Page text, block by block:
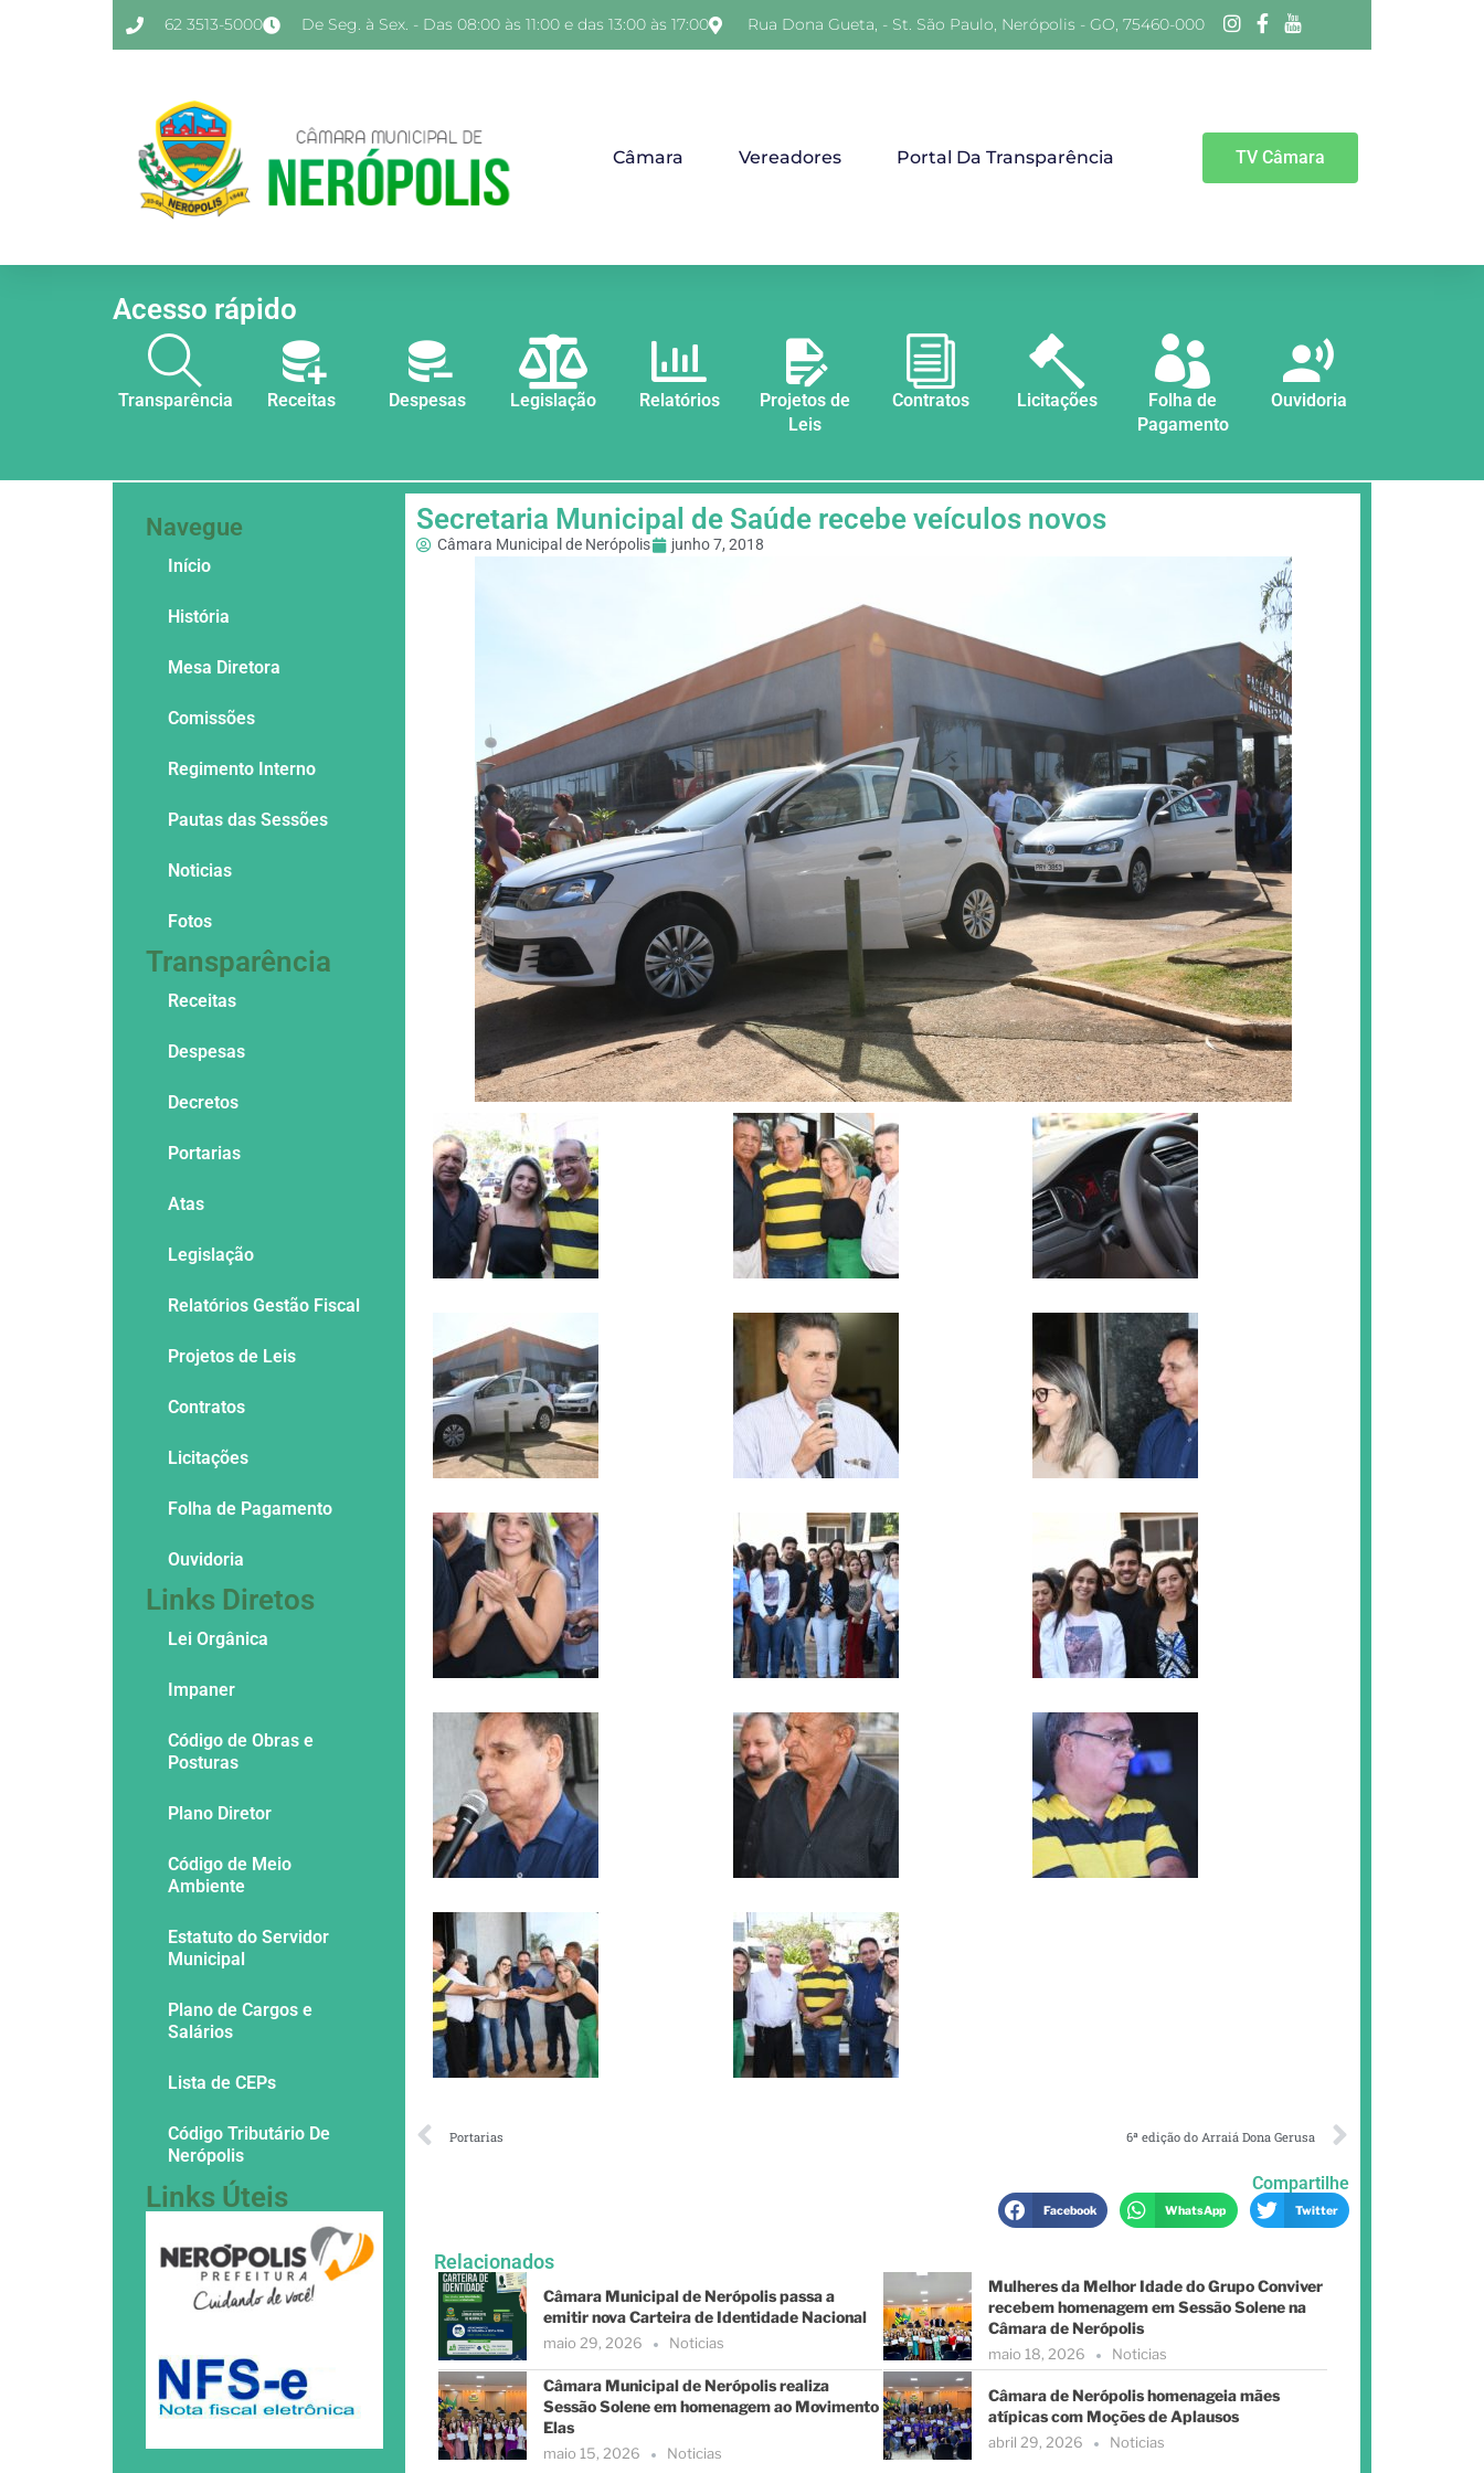
62 3513-5000 De Seg. à Sex. - Das 08:00 às 11:00 e das 13:00 às 17:00 Rua Dona Gueta, - St. São Paulo, Nerópolis - GO, 75460-000
Câmara Vereadores Portal Da Transparência TV Câmara
Acesso rápido
Transparência Receitas Despesas Legislação Relatórios
Projetos de
Leis
Contratos Licitações
Folha de
Pagamento
Ouvidoria
Navegue
Início
História
Mesa Diretora
Comissões
Regimento Interno
Pautas das Sessões
Noticias
Fotos
Transparência
Receitas
Despesas
Decretos
Portarias
Atas
Legislação
Relatórios Gestão Fiscal
Projetos de Leis
Contratos
Licitações
Folha de Pagamento
Ouvidoria
Links Diretos
Lei Orgânica
Impaner
Código de Obras e
Posturas
Plano Diretor
Código de Meio
Ambiente
Estatuto do Servidor
Municipal
Plano de Cargos e
Salários
Lista de CEPs
Código Tributário De
Nerópolis
Links Úteis
Secretaria Municipal de Saúde recebe veículos novos
Câmara Municipal de Nerópolis junho 7, 2018
Portarias 6ª edição do Arraiá Dona Gerusa
Compartilhe
Facebook WhatsApp Twitter
Relacionados
Câmara Municipal de Nerópolis passa a
emitir nova Carteira de Identidade Nacional
maio 29, 2026 Noticias
Mulheres da Melhor Idade do Grupo Conviver
recebem homenagem em Sessão Solene na
Câmara de Nerópolis
maio 18, 2026 Noticias
Câmara Municipal de Nerópolis realiza
Sessão Solene em homenagem ao Movimento
Elas
maio 15, 2026 Noticias
Câmara de Nerópolis homenageia mães
atípicas com Moções de Aplausos
abril 29, 2026 Noticias